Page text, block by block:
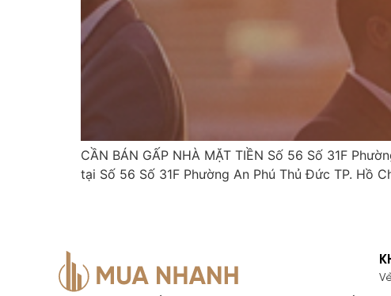
CẦN BÁN GẤP NHÀ MẶT TIỀN Số 56 Số 31F
tại Số 56 Số 31F Phường An Phú Thủ Đức TP. Hồ